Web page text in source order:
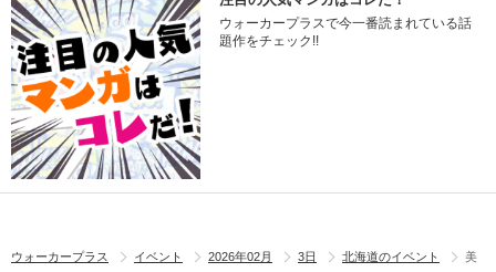
ウォーカープラスで今一番読まれている話
題作をチェック!!
ウォーカープラス イベント 2026年02月 3日 北海道のイベント
美